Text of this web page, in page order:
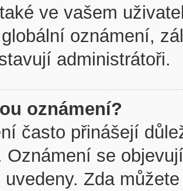
ve vašem
oznámení,
administrátoři.
oznámení?
často přinášejí
Oznámení se
uvedeny. Zda